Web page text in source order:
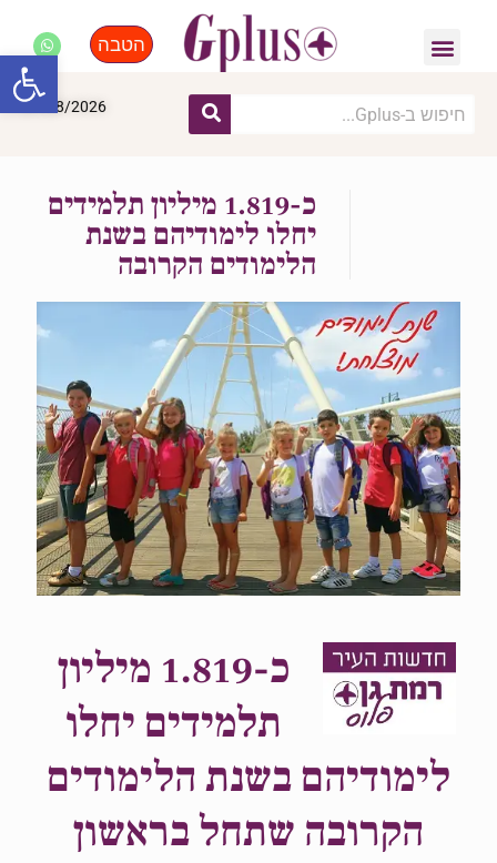
הטבה
07/08/2026
כ-1.819 מיליון תלמידים
יחלו לימודיהם בשנת
הלימודים הקרובה
כ-1.819 מיליון
תלמידים יחלו
לימודיהם בשנת הלימודים
הקרובה שתחל בראשון
פתח